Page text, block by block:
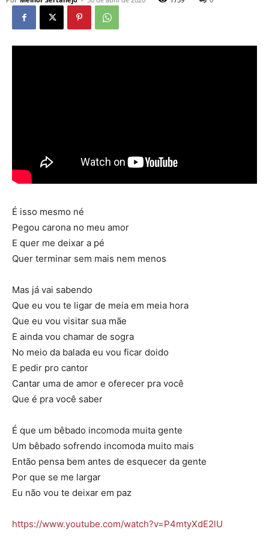
É isso mesmo né
Pegou carona no meu amor
E quer me deixar a pé
Quer terminar sem mais nem menos
Mas já vai sabendo
Que eu vou te ligar de meia em meia hora
Que eu vou visitar sua mãe
E ainda vou chamar de sogra
No meio da balada eu vou ficar doido
E pedir pro cantor
Cantar uma de amor e oferecer pra você
Que é pra você saber
É que um bêbado incomoda muita gente
Um bêbado sofrendo incomoda muito mais
Então pensa bem antes de esquecer da gente
Por que se me largar
Eu não vou te deixar em paz
https://www.youtube.com/watch?v=P4mtyXdE2lU